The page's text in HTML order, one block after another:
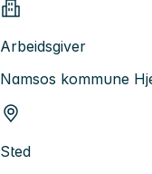
Arbeidsgiver
Namsos kommune
Sted